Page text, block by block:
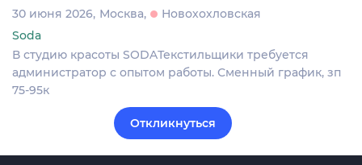
30 июня 2026 Москва
Новохохловская
Soda
В студию красоты SODAТекстильщики требуется
администратор с опытом работы. Сменный график, зп
75-95к
Откликнуться